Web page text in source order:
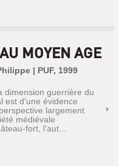
MOYEN AGE
| PUF, 1999
dimension guerrière du
est d'une évidence
largement
médiévale
fort, l'aut...